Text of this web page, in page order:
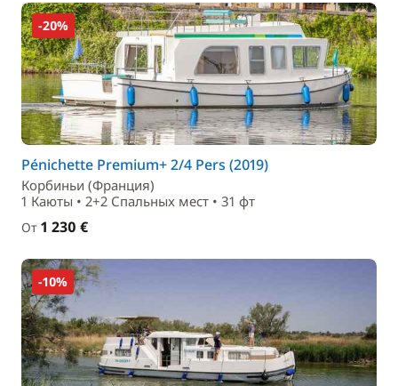
-20%
Pénichette Premium+ 2/4 Pers (2019)
Корбиньи (Франция)
1 Каюты • 2+2 Спальныx мест • 31 фт
От 1 230 €
-10%